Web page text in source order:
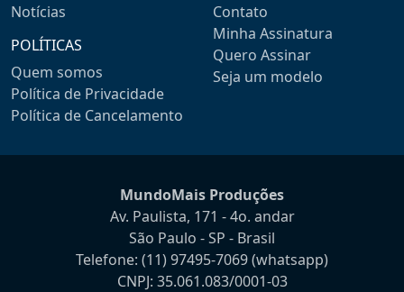
Notícias
POLÍTICAS
Quem somos
Política de Privacidade
Política de Cancelamento
Contato
Minha Assinatura
Quero Assinar
Seja um modelo
MundoMais Produções
Av. Paulista, 171 - 4o. andar
São Paulo - SP - Brasil
Telefone: (11) 97495-7069(whatsapp)
CNPJ: 35.061.083/0001-03